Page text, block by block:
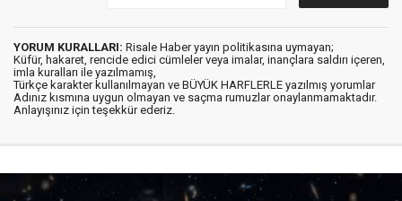
YORUM KURALLARI: Risale Haber yayın politikasına uymayan;
Küfür, hakaret, rencide edici cümleler veya imalar, inançlara saldırı içeren,
imla kuralları ile yazılmamış,
Türkçe karakter kullanılmayan ve BÜYÜK HARFLERLE yazılmış yorumlar
Adınız kısmına uygun olmayan ve saçma rumuzlar onaylanmamaktadır.
Anlayışınız için teşekkür ederiz.